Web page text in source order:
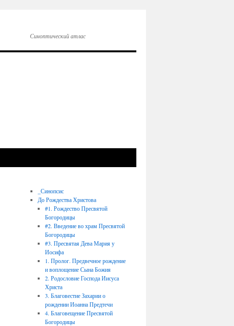
Синоптический атлас
_Синопсис
До Рождества Христова
#1. Рождество Пресвятой
Богородицы
#2. Введение во храм Пресвятой
Богородицы
#3. Пресвятая Дева Мария у
Иосифа
1. Пролог. Предвечное рождение
и воплощение Сына Божия
2. Родословие Господа Иисуса
Христа
3. Благовестие Захарии о
рождении Иоанна Предтечи
4. Благовещение Пресвятой
Богородицы